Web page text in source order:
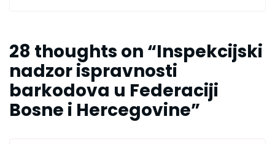
28 thoughts on “Inspekcijski
nadzor ispravnosti
barkodova u Federaciji
Bosne i Hercegovine”